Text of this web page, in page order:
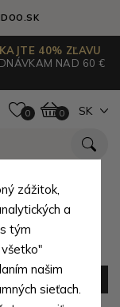
40% ZĽAVU
NAD 60 €
0 0 SK
z
zážitok,
a
tým
našim
sieťach.